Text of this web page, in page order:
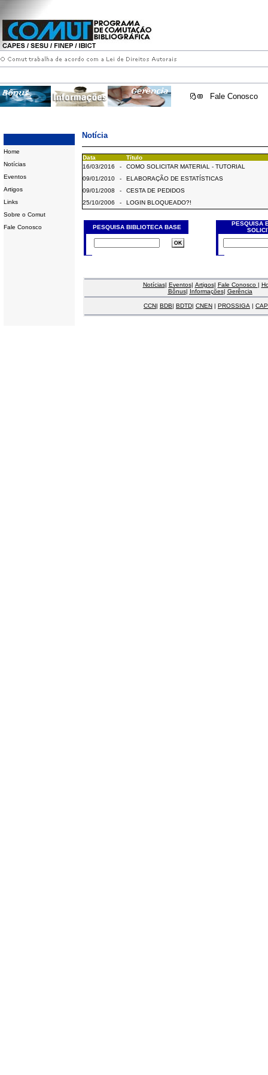
Fale Conosco
Home
Notícias
Eventos
Artigos
Links
Sobre o Comut
Fale Conosco
Notícia
Data
Título
16/03/2016
-
COMO SOLICITAR MATERIAL - TUTORIAL
09/01/2010
-
ELABORAÇÃO DE ESTATÍSTICAS
09/01/2008
-
CESTA DE PEDIDOS
25/10/2006
- LOGIN BLOQUEADO?!
PESQUISA BIBLIOTECA BASE
PESQUISA
Notícias| Eventos| Artigos| Fale Conosco |
Bônus| Informações| Gerência
CCN| BDB| BDTD| CNEN | PROSSIGA |